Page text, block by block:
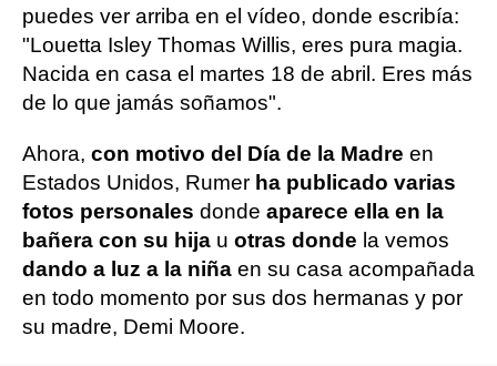
puedes ver arriba en el vídeo, donde escribía:
"Louetta Isley Thomas Willis, eres pura magia.
Nacida en casa el martes 18 de abril. Eres más
de lo que jamás soñamos".
Ahora, con motivo del Día de la Madre en
Estados Unidos, Rumer ha publicado varias
fotos personales donde aparece ella en la
bañera con su hija u otras donde la vemos
dando a luz a la niña en su casa acompañada
en todo momento por sus dos hermanas y por
su madre, Demi Moore.